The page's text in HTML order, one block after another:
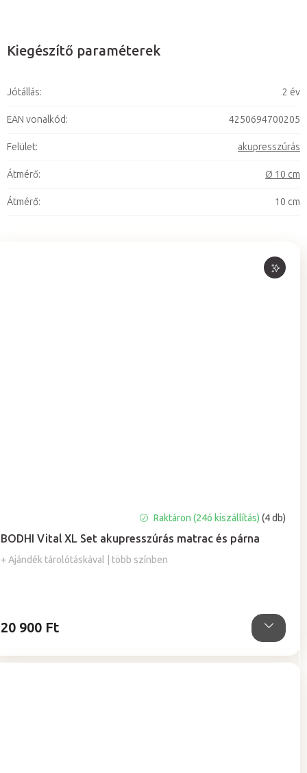
BODHI Vital XL Set akupresszúrás matrac és párna
+ Ajándék tárolótáskával | több színben
átlagos
értékelése
Raktáron (24ó kiszállítás)(4 db)
20 900 Ft
Kiegészítő paraméterek
Jótállás: 2 év
EAN vonalkód: 4250694700205
Felület: akupresszúrás
Átmérő: Ø 10 cm
Átmérő: 10 cm